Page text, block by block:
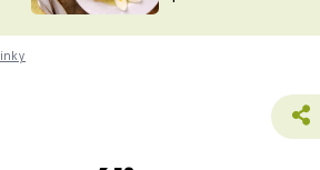
VYCHYTÁVKY